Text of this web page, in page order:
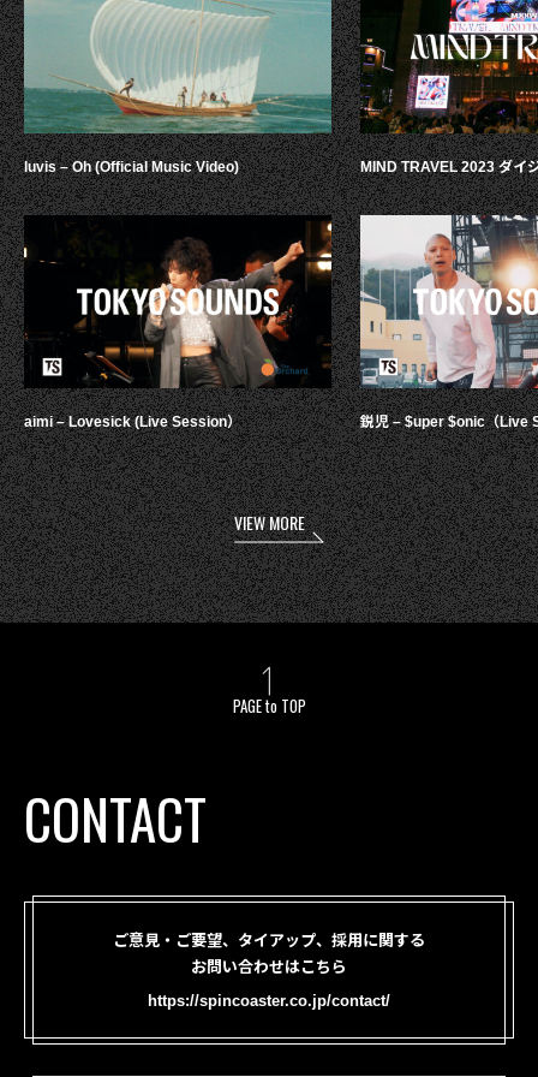
luvis – Oh (Official Music Video)
aimi – Lovesick (Live Session）
MIND TRAVEL 2023 ダイ
鋭児 – $uper $onic（Live
VIEW MORE
PAGE to TOP
CONTACT
ご意見・ご要望、タイアップ、採用に関する
お問い合わせはこちら
https://spincoaster.co.jp/contact/